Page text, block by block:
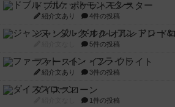
ドブル：ポケットモンスター
紹介文あり 4件の投稿
ジャンヌ・ダルク-オルレアン ド
5件の投稿
ファースト・イン・フライト
紹介文あり 3件の投稿
ダイススローン
1件の投稿